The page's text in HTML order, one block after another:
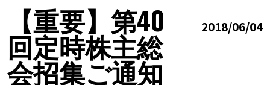
【重要】第40
回定時株主総
会招集ご通知
2018/06/04